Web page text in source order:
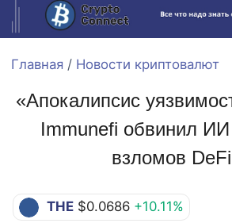
Главная / Новости криптовалют
«Апокалипсис
Immunefi обвинил ИИ
взломов DeFi
THE $0.0686 +10.11%